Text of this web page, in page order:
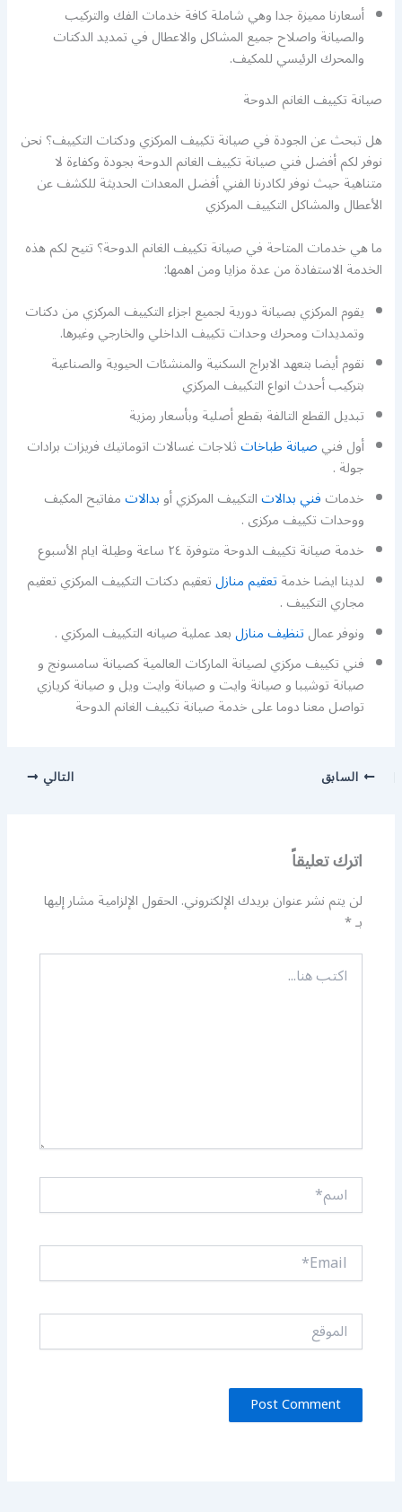
أسعارنا مميزة جدا وهي شاملة كافة خدمات الفك والتركيب
والصيانة واصلاح جميع المشاكل والاعطال في تمديد الدكتات
والمحرك الرئيسي للمكيف.
صيانة تكييف الغانم الدوحة
هل تبحث عن الجودة في صيانة تكييف المركزي ودكتات التكييف؟ نحن
نوفر لكم أفضل فني صيانة تكييف الغانم الدوحة بجودة وكفاءة لا
متناهية حيث نوفر لكادرنا الفني أفضل المعدات الحديثة للكشف عن
الأعطال والمشاكل التكييف المركزي
ما هي خدمات المتاحة في صيانة تكييف الغانم الدوحة؟ تتيح لكم هذه
الخدمة الاستفادة من عدة مزايا ومن اهمها:
يقوم المركزي بصيانة دورية لجميع اجزاء التكييف المركزي من دكتات
وتمديدات ومحرك وحدات تكييف الداخلي والخارجي وغيرها.
نقوم أيضا بتعهد الابراج السكنية والمنشئات الحيوية والصناعية
بتركيب أحدث انواع التكييف المركزي
تبديل القطع التالفة بقطع أصلية وبأسعار رمزية
أول فنيصيانة طباخاتثلاجات غسالات اتوماتيك فريزات برادات
جولة .
خدماتفني بدالاتالتكييف المركزي أوبدالاتمفاتيح المكيف
ووحدات تكييف مركزى .
خدمة صيانة تكييف الدوحة متوفرة ٢٤ ساعة وطيلة ايام الأسبوع
لدينا ايضا خدمةتعقيم منازلتعقيم دكتات التكييف المركزي تعقيم
مجاري التكييف .
ونوفر عمالتنظيف منازلبعد عملية صيانه التكييف المركزي .
فني تكييف مركزي لصيانة الماركات العالمية كصيانة سامسونج و
صيانة توشيبا و صيانة وايت و صيانة وايت ويل و صيانة كريازي
تواصل معنا دوما على خدمة صيانة تكييف الغانم الدوحة
السابق التالي
اترك تعليقاً
لن يتم نشر عنوان بريدك الإلكتروني.الحقول الإلزامية مشار إليها
بـ*
اكتب
هنا...
اسم*
Email*
الموقع